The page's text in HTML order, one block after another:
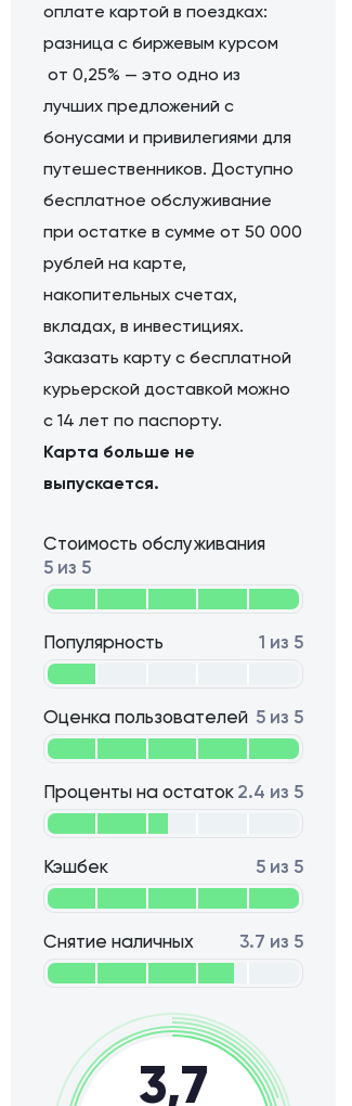
оплате картой в поездках:
разница с биржевым курсом
от 0,25% — это одно из
лучших предложений с
бонусами и привилегиями для
путешественников. Доступно
бесплатное обслуживание
при остатке в сумме от 50 000
рублей на карте,
накопительных счетах,
вкладах, в инвестициях.
Заказать карту с бесплатной
курьерской доставкой можно
с 14 лет по паспорту.
Карта больше не
выпускается.
Проценты на остаток 2.4 из 5
Кэшбек 5 из 5
Снятие наличных 3.7 из 5
Стоимость обслуживания
5 из 5
Популярность 1 из 5
Оценка пользователей 5 из 5
3,7